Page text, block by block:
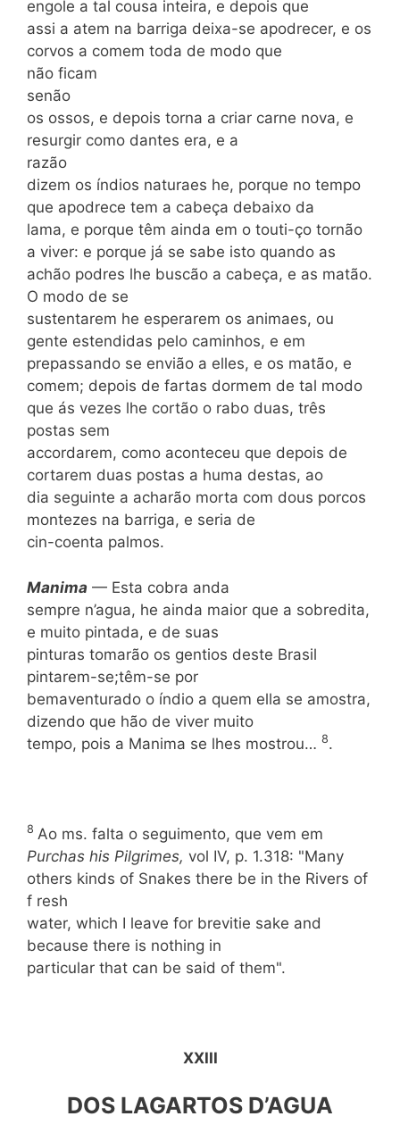
engole a tal cousa inteira, e depois que
assi a atem na barriga deixa-se apodrecer, e os
corvos a comem toda de modo que
não ficam
senão
os ossos, e depois torna a criar carne nova, e
resurgir como dantes era, e a
razão
dizem os índios naturaes he, porque no tempo
que apodrece tem a cabeça debaixo da
lama, e porque têm ainda em o touti-ço tornão
a viver: e porque já se sabe isto quando as
achão podres lhe buscão a cabe­ça, e as matão.
O modo de se
sustentarem he esperarem os animaes, ou
gente esten­didas pelo caminhos, e em
prepassando se envião a elles, e os matão, e
comem; de­pois de fartas dormem de tal modo
que ás vezes lhe cortão o rabo duas, três
postas sem
accordarem, como aconteceu que depois de
cortarem duas postas a huma destas, ao
dia seguinte a acharão morta com dous porcos
montezes na barriga, e seria de
cin-coenta palmos.
Manima — Esta cobra anda
sempre n’agua, he ainda maior que a sobredita,
e muito pintada, e de suas
pinturas tomarão os gentios deste Brasil
pintarem-se;têm-se por
bemaventurado o índio a quem ella se amostra,
dizendo que hão de viver muito
tempo, pois a Manima se lhes mostrou… 8.
8 Ao ms. falta o seguimento, que vem em
Purchas his Pilgrimes, vol IV, p. 1.318: "Many
others kinds of Snakes there be in the Rivers of
f resh
water, which I leave for brevitie sake and
because there is nothing in
particular that can be said of them".
XXIII
DOS LAGARTOS D’AGUA